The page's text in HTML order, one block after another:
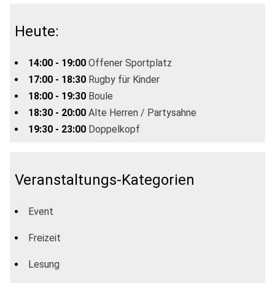
Heute:
14:00 - 19:00 Offener Sportplatz
17:00 - 18:30 Rugby für Kinder
18:00 - 19:30 Boule
18:30 - 20:00 Alte Herren / Partysahne
19:30 - 23:00 Doppelkopf
Veranstaltungs-Kategorien
Event
Freizeit
Lesung